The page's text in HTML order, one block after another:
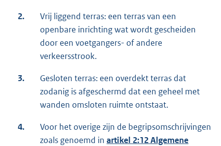
2.
Vrij liggend terras: een terras van een
openbare inrichting wat wordt gescheiden
door een voetgangers- of andere
verkeersstrook.
3.
Gesloten terras: een overdekt terras dat
zodanig is afgeschermd dat een geheel met
wanden omsloten ruimte ontstaat.
4.
Voor het overige zijn de begripsomschrijvingen
zoals genoemd in artikel 2:12 Algemene